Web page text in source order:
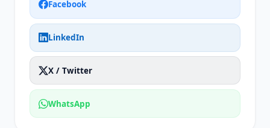
Facebook
LinkedIn
X / Twitter
WhatsApp